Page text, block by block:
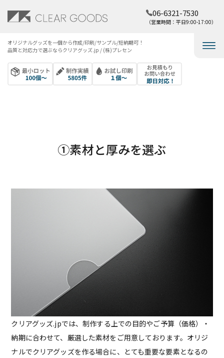
オリジナルグッズを​一個から​作成/印刷/サンプル/短納期可！​
品質と​対応力で​選ぶなら​クリアグッズ.jp / (株)プレセン
06-6321-7530
（営業時間：平日9:00-17:00）
①素材と厚みを選ぶ
クリアグッズ.jpでは、制作する上での目的やご予算（価格）・
納期に合わせて、厳選した素材をご用意しております。オリジ
ナルでクリアグッズを作る場合に、とても重要な要素となるの